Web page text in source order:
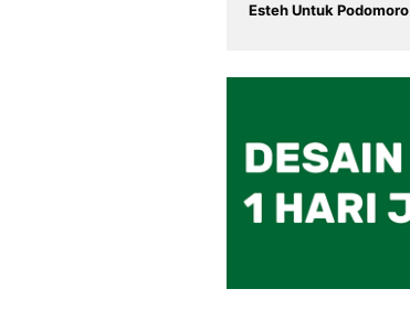
Esteh Untuk Podomoro